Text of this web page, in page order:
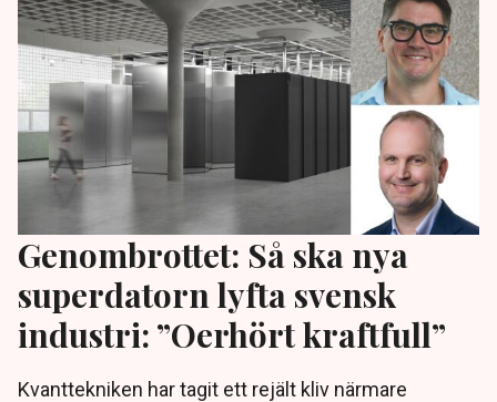
Genombrottet: Så ska nya
superdatorn lyfta svensk
industri: ”Oerhört kraftfull”
Kvanttekniken har tagit ett rejält kliv närmare